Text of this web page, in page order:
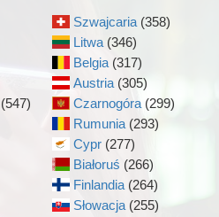
(547)
Szwajcaria (358)
Litwa (346)
Belgia (317)
Austria (305)
Czarnogóra (299)
Rumunia (293)
Cypr (277)
Białoruś (266)
Finlandia (264)
Słowacja (255)